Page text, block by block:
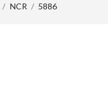
NCR 5886